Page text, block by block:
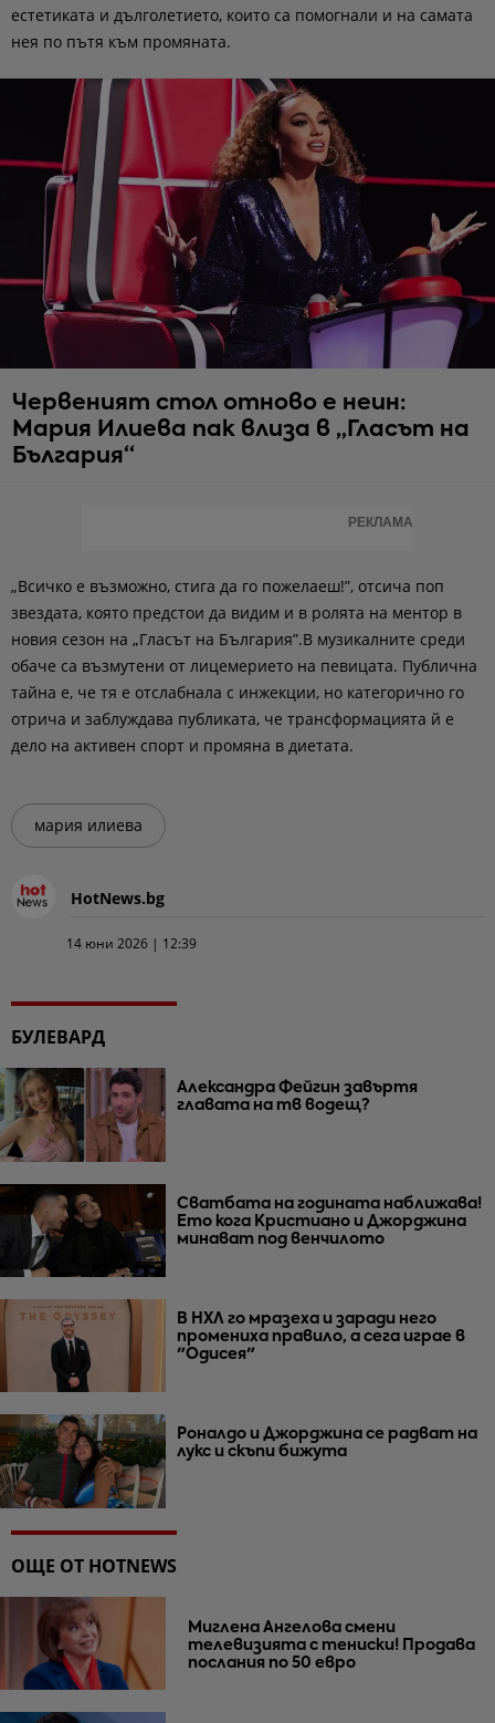
естетиката и дълголетието, които са помогнали и на самата
нея по пътя към промяната.
Червеният стол отново е неин:
Мария Илиева пак влиза в „Гласът на
България“
РЕКЛАМА
„Всичко е възможно, стига да го пожелаеш!”, отсича поп
звездата, която предстои да видим и в ролята на ментор в
новия сезон на „Гласът на България”.В музикалните среди
обаче са възмутени от лицемерието на певицата. Публична
тайна е, че тя е отслабнала с инжекции, но категорично го
отрича и заблуждава публиката, че трансформацията й е
дело на активен спорт и промяна в диетата.
мария илиева
HotNews.bg
14 юни 2026 | 12:39
БУЛЕВАРД
Александра Фейгин завъртя
главата на тв водещ?
Сватбата на годината наближава!
Ето кога Кристиано и Джорджина
минават под венчилото
В НХЛ го мразеха и заради него
промениха правило, а сега играе в
"Одисея"
Роналдо и Джорджина се радват на
лукс и скъпи бижута
ОЩЕ ОТ HOTNEWS
Миглена Ангелова смени
телевизията с тениски! Продава
послания по 50 евро